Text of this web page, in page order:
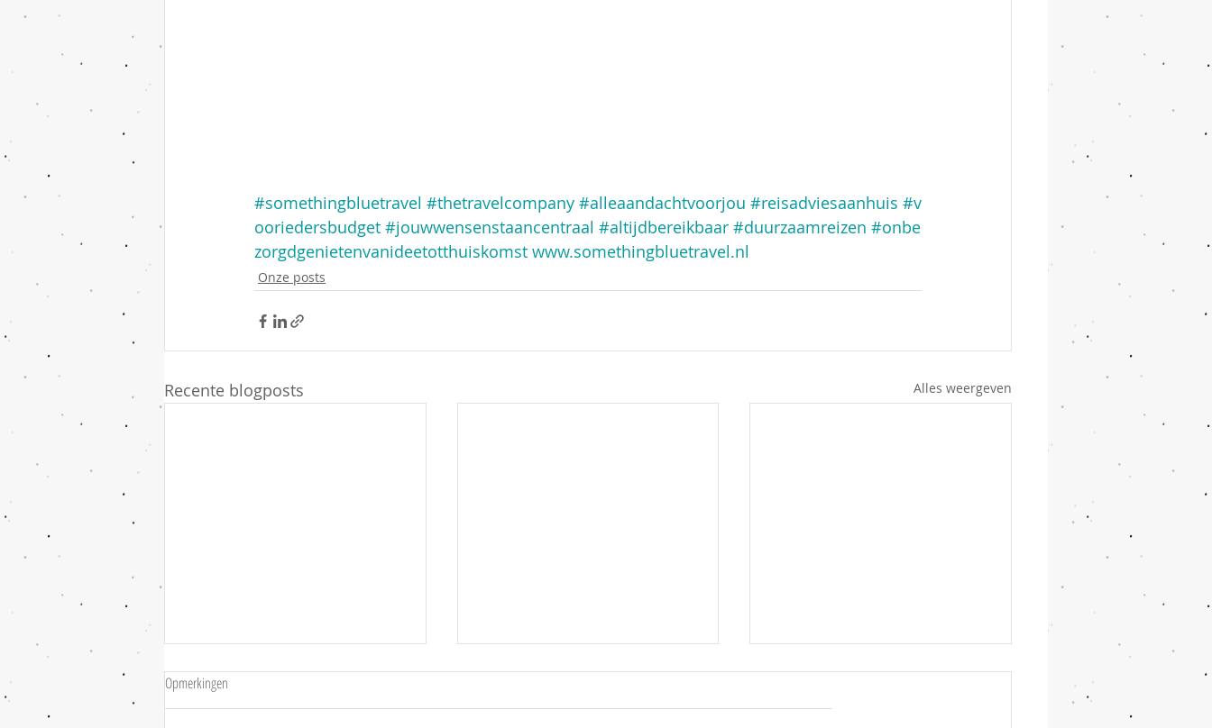
#somethingbluetravel #thetravelcompany #alleaandachtvoorjou #reisadviesaanhuis #v
ooriedersbudget #jouwwensenstaancentraal #altijdbereikbaar #duurzaamreizen #onbe
zorgdgenietenvanideetotthuiskomst www.somethingbluetravel.nl
Onze posts
Recente blogposts Alles weergeven
Fijne jaarwisseling...
Op naar een nieuw jaar 🗓 vol
Opmerkingen